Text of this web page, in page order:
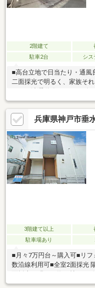
2階建て
駐車2台
シス
■高台立地で日当たり・通風
二面採光で明るく、家族そ
子ども部屋や在宅ワークに
トを抑えつつすぐに新生活
小学校（徒歩5分）・垂水東
物件が分からない方へ。ロ
す。SUUMO掲載物件に加
可能。物件見学だけでも大
兵庫県神戸市垂
3階建て以上
駐車場あり
■月々7万円台～購入可■リ
数沿線利用可■全室2面採光
設備充実！浴室乾燥機、食